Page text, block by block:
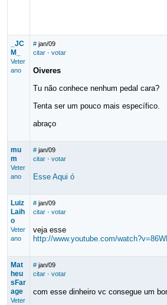
_JC
M_
Veter
ano
# jan/09
citar· votar
Oiveres
Tu não conhece nenhum pedal cara?
Tenta ser um pouco mais específico.
abraço
mu
m
Veter
ano
# jan/09
citar· votar
Esse Aqui ó
Luiz
Laih
o
Veter
ano
# jan/09
citar· votar
veja esse
http://www.youtube.com/
Mat
heu
sFar
age
Veter
# jan/09
citar· votar
com esse dinheiro vc consegue um